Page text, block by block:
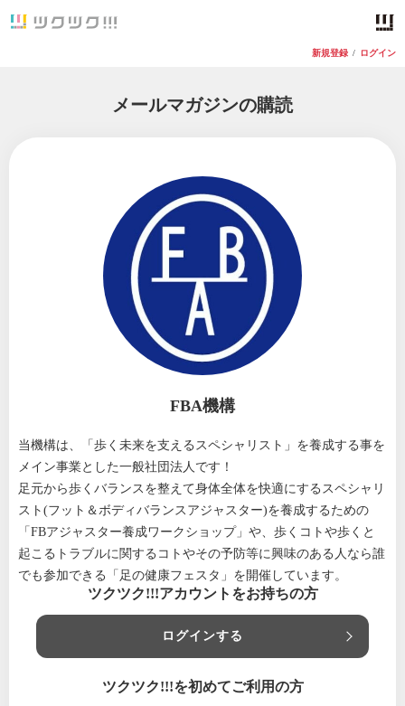
新規登録 / ログイン
メールマガジンの購読
FBA機構
当機構は、「歩く未来を支えるスペシャリスト」を養成する事を
メイン事業とした一般社団法人です！
足元から歩くバランスを整えて身体全体を快適にするスペシャリ
スト(フット＆ボディバランスアジャスター)を養成するための
「FBアジャスター養成ワークショップ」や、歩くコトや歩くと
起こるトラブルに関するコトやその予防等に興味のある人なら誰
でも参加できる「足の健康フェスタ」を開催しています。
ツクツク!!!アカウントをお持ちの方
ログインする
ツクツク!!!を初めてご利用の方